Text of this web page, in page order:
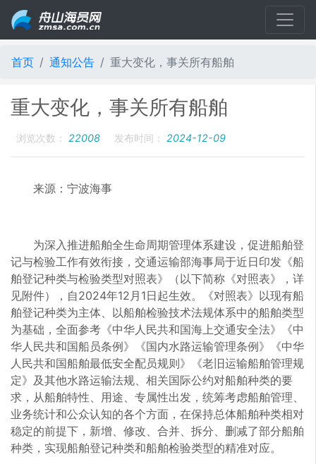
首页 通知公告 重大变化，事关所有船舶
重大变化，事关所有船舶
浏览次数： 22008 发布时间： 2024-12-09
来源：宁波海事
为深入推进船舶全生命周期管理体系建设，促进船舶登
记与检验工作有效衔接，交通运输部海事局于近日印发《船
舶登记种类与检验类型对照表》（以下简称《对照表》，详
见附件），自2024年12月1日起生效。《对照表》以现有船
舶登记种类为主体、以船舶检验技术法规体系中的船舶类型
为基础，全面参考《中华人民共和国海上交通安全法》《中
华人民共和国船员条例》《国内水路运输管理条例》《中华
人民共和国船舶最低安全配员规则》《老旧运输船舶管理规
定》及其他水路运输法规、相关国际公约对船舶种类的要
求，从船舶特性、用途、专属性出发，统筹考虑船舶管理、
业务统计和公众认知的各个方面，在保持总体船舶种类相对
稳定的前提下，新增、修改、合并、拆分、删减了部分船舶
种类，实现船舶登记种类和船舶检验类型的精准对应。